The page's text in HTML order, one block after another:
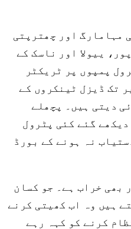
مہامارگ اور چھترپتی
ییولا اور ناسک کے
پمپوں پر ٹریکٹر
تک ڈیزل ٹینکروں کے
دیتی ہیں۔ پچھلے
گئے کئی پٹرول
نہ ہونے کے بورڈ
بھی خراب ہے۔ جو کسان
ہیں وہ اب کھیتی کرنے
کرنے کو کہہ رہے